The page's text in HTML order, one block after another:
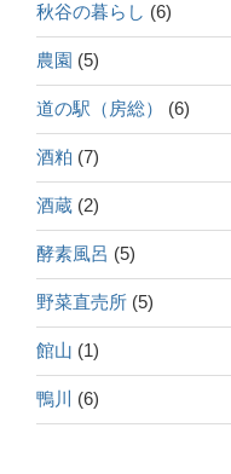
秋谷の暮らし (6)
農園 (5)
道の駅（房総） (6)
酒粕 (7)
酒蔵 (2)
酵素風呂 (5)
野菜直売所 (5)
館山 (1)
鴨川 (6)